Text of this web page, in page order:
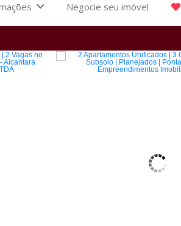
Negocie seu imóvel